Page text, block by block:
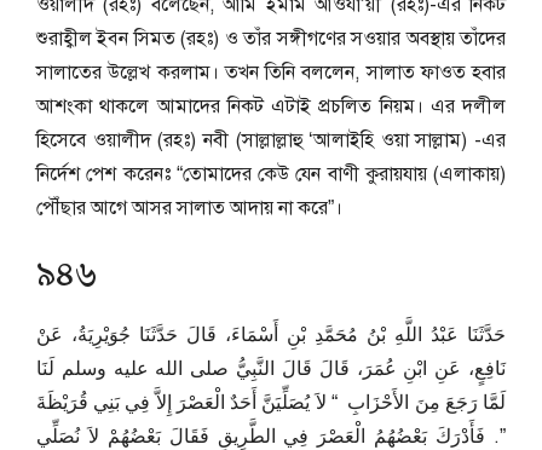
ওয়ালীদ (রহঃ) বলেছেন, আমি ইমাম আওযা’য়ী (রহঃ)-এর নিকট
শুরাহ্বীল ইব্ন সিমত (রহঃ) ও তাঁর সঙ্গীগণের সওয়ার অবস্থায় তাঁদের
সালাতের উল্লেখ করলাম। তখন তিনি বললেন, সালাত ফাওত হবার
আশংকা থাকলে আমাদের নিকট এটাই প্রচলিত নিয়ম। এর দলীল
হিসেবে ওয়ালীদ (রহঃ) নবী (সাল্লাল্লাহু ‘আলাইহি ওয়া সাল্লাম) -এর
নির্দেশ পেশ করেনঃ “তোমাদের কেউ যেন বাণী কুরায়যায় (এলাকায়)
পৌঁছার আগে আসর সালাত আদায় না করে”।
৯৪৬
حَدَّثَنَا عَبْدُ اللَّهِ بْنُ مُحَمَّدِ بْنِ أَسْمَاءَ، قَالَ حَدَّثَنَا جُوَيْرِيَةُ، عَنْ
نَافِعٍ، عَنِ ابْنِ عُمَرَ، قَالَ قَالَ النَّبِيُّ صلى الله عليه وسلم لَنَا
لَمَّا رَجَعَ مِنَ الأَحْزَابِ ‏ “‏ لاَ يُصَلِّيَنَّ أَحَدٌ الْعَصْرَ إِلاَّ فِي بَنِي قُرَيْظَةَ
‏”‏‏.‏ فَأَدْرَكَ بَعْضُهُمُ الْعَصْرَ فِي الطَّرِيقِ فَقَالَ بَعْضُهُمْ لاَ نُصَلِّي